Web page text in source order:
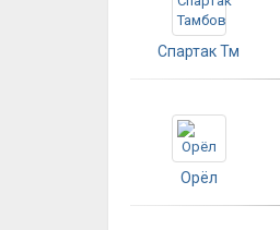
Спартак Тм
Орёл